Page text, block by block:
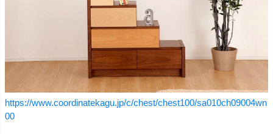
https://www.coordinatekagu.jp/c/chest/chest100/sa010ch09004wn
00